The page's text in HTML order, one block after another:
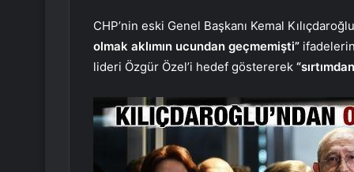
CHP’nin eski Genel Başkanı Kemal
olmak aklımın ucundan geçmemişti”
lideri Özgür Özel’i hedef göstererek